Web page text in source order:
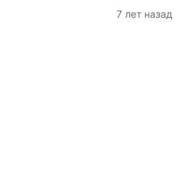
7 лет назад